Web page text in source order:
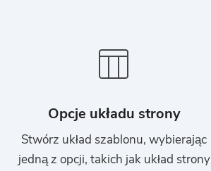
Opcje układu strony
Stwórz układ szablonu, wybierając
jedną z opcji, takich jak układ strony